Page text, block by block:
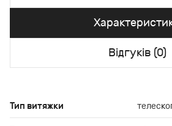
Відгуків (0)
Тип витяжки